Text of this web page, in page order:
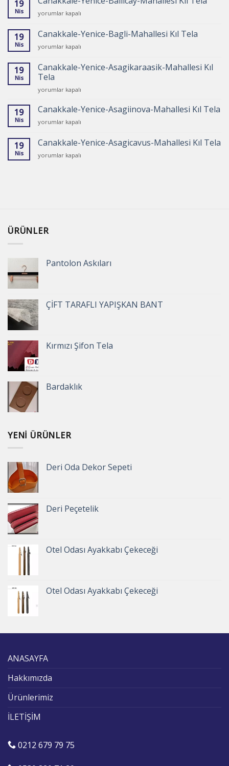
Mahallesi
Kıl
için
19
Nis
Canakkale-
Ballicay-
Mahallesi
Kıl
için
yorumlar kapalı
19
Nis
Canakkale-Yenice-Bagli-Mahallesi Kıl Tela
Canakkale-
Bagli-
Mahallesi
Kıl
Tela
yorumlar kapalı
19
Nis
Canakkale-Yenice-Asagikaraasik-Mahallesi Kıl
Tela
Canakkale-
Asagikaraasik-
Kıl
için
yorumlar kapalı
19
Nis
Canakkale-Yenice-Asagiinova-Mahallesi Kıl Tela
Canakkale-
Asagiinova-
Mahallesi
Kıl
yorumlar kapalı
19
Nis
Canakkale-Yenice-Asagicavus-Mahallesi Kıl Tela
Canakkale-
yorumlar kapalı
ÜRÜNLER
Pantolon Askıları
ÇİFT TARAFLI YAPIŞKAN BANT
Kırmızı Şifon Tela
Bardaklık
YENI ÜRÜNLER
Deri Oda Dekor Sepeti
Deri Peçetelik
Otel Odası Ayakkabı Çekeceği
Otel Odası Ayakkabı Çekeceği
ANASAYFA
Hakkımızda
Ürünlerimiz
İLETİŞİM
0212 679 79 75